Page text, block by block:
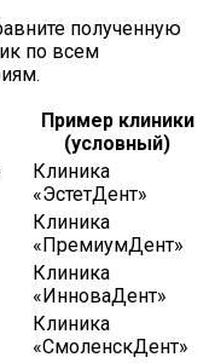
полученную
по всем
Пример клиники
(условный)
Клиника
«ЭстетДент»
Клиника
«ПремиумДент»
Клиника
«ИнноваДент»
Клиника
«СмоленскДент»